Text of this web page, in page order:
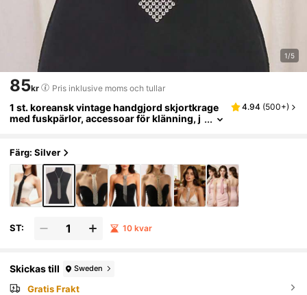
1/5
85kr Pris inklusive moms och tullar
1 st. koreansk vintage handgjord skjortkrage
med fuskpärlor, accessoar för klänning, j
4.94 (500+)
Färg: Silver
ST: 10 kvar
Skickas till Sweden
Gratis Frakt